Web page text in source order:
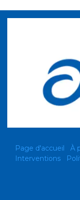
Page d'accueil À
Interventions